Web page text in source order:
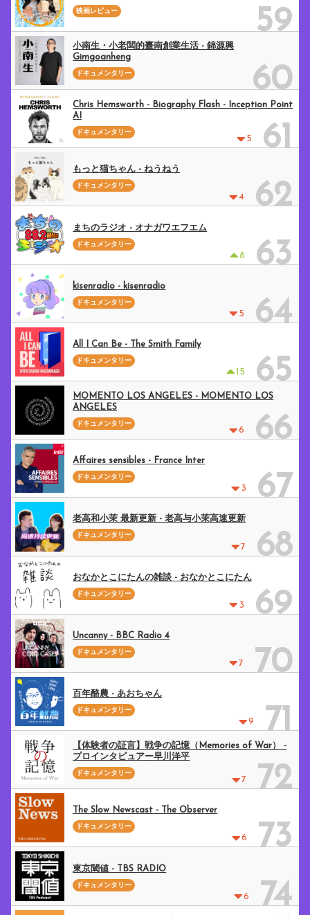
59
映画レビュー
60
小南生・小老闆的臺南創業生活 - 錦源興
Gimgoanheng
ドキュメンタリー
5 61
Chris Hemsworth - Biography Flash - Inception Point
AI
ドキュメンタリー
4 62
もっと猫ちゃん - ねうねう
ドキュメンタリー
8 63
まちのラジオ - オナガワエフエム
ドキュメンタリー
5 64
kisenradio - kisenradio
ドキュメンタリー
15 65
All I Can Be - The Smith Family
ドキュメンタリー
6 66
MOMENTO LOS ANGELES - MOMENTO LOS
ANGELES
ドキュメンタリー
3 67
Affaires sensibles - France Inter
ドキュメンタリー
7 68
老高和小茉 最新更新 - 老高与小茉高速更新
ドキュメンタリー
3 69
おなかとこにたんの雑談 - おなかとこにたん
ドキュメンタリー
7 70
Uncanny - BBC Radio 4
ドキュメンタリー
9 71
百年酪農 - あおちゃん
ドキュメンタリー
7 72
【体験者の証言】戦争の記憶（Memories of War） -
プロインタビュアー早川洋平
ドキュメンタリー
6 73
The Slow Newscast - The Observer
ドキュメンタリー
6 74
東京閾値 - TBS RADIO
ドキュメンタリー